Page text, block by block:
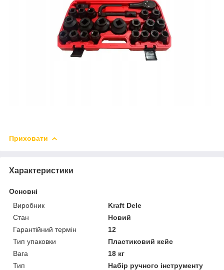
Приховати
Характеристики
Основні
Виробник
Kraft Dele
Стан
Новий
Гарантійний термін
12
Тип упаковки
Пластиковий кейс
Вага
18 кг
Тип
Набір ручного інструменту